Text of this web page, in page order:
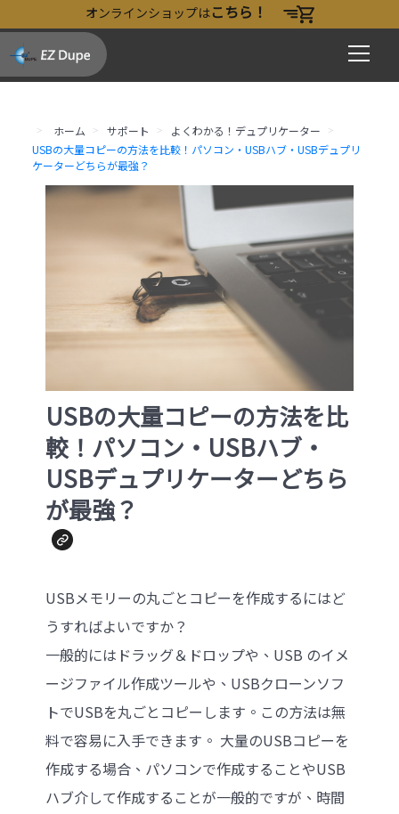
オンラインショップはこちら！
ホーム サポート
よくわかる！デュプリケーター
USBの大量コピーの方法を比較！パソコン・USBハブ・USBデュプリ
ケーターどちらが最強？
USBの大量コピーの方法を比
較！パソコン・USBハブ・
USBデュプリケーターどちら
が最強？
USBメモリーの丸ごとコピーを作成するにはど
うすればよいですか？
一般的にはドラッグ＆ドロップや、USB のイメ
ージファイル作成ツールや、USBクローンソフ
トでUSBを丸ごとコピーします。この方法は無
料で容易に入手できます。 大量のUSBコピーを
作成する場合、パソコンで作成することやUSB
ハブ介して作成することが一般的ですが、時間